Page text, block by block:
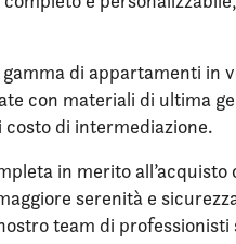
di appartamenti
con materiali di ultima
costo di intermediazione.
in merito
serenità e
team di